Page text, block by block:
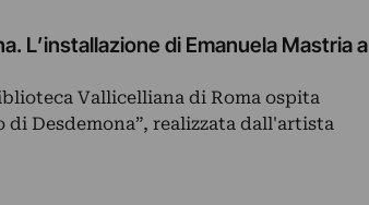
L’installazione di Emanuela Mastria a
Vallicelliana di Roma ospita
Desdemona”, realizzata dall'artista